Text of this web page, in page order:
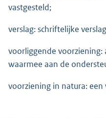
vastgesteld;
verslag: schriftelijke
voorliggende
waarmee aan de
voorziening in natura: